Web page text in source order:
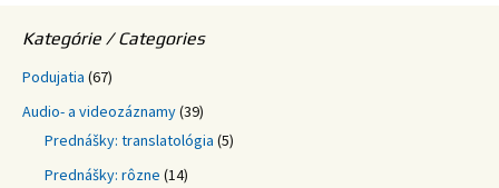
Kategórie / Categories
Podujatia (67)
Audio- a videozáznamy(39)
Prednášky: translatológia (5)
Prednášky: rôzne (14)